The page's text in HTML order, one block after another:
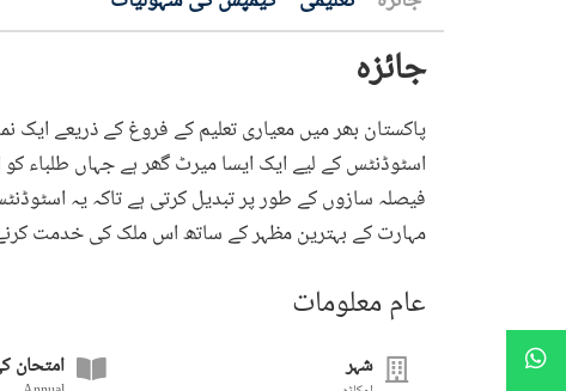
جائزہ
پاکستان بھر میں معیاری تعلیم کے فروغ کے ذریعے ایک
اسٹوڈنٹس کے لیے ایک ایسا میرٹ گھر ہے جہاں طلباء
فیصلہ سازوں کے طور پر تبدیل کرتی ہے تاکہ یہ
مہارت کے بہترین مظہر کے ساتھ اس ملک کی خدمت
عام معلومات
شہر امتحان